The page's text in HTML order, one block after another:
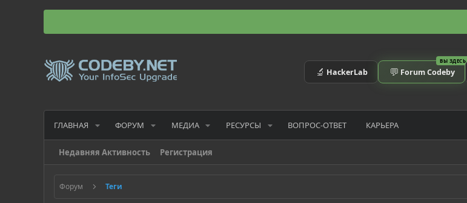
🔬 HackerLab
ВЫ ЗДЕСЬ
💬 Forum Codeby
ГЛАВНАЯ ФОРУМ МЕДИА РЕСУРСЫ ВОПРОС-ОТВЕТ КАРЬЕРА
Недавняя Активность Регистрация
Форум Теги